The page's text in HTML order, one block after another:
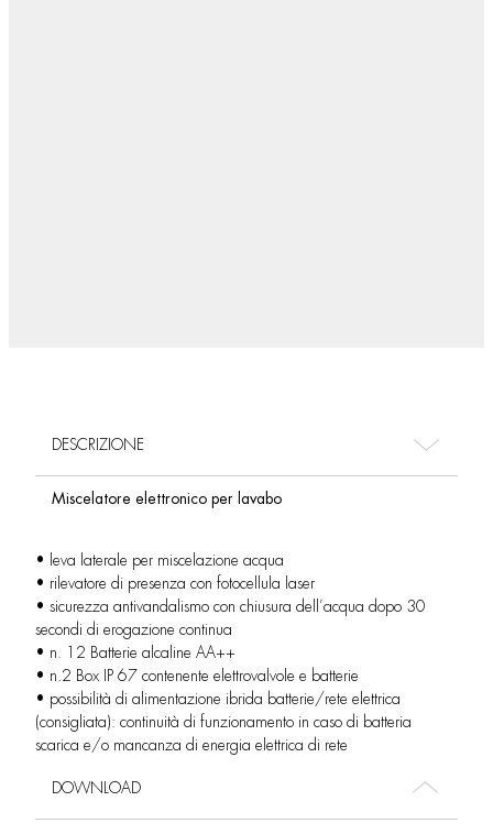
DESCRIZIONE
Miscelatore elettronico per lavabo
• leva laterale per miscelazione acqua
• rilevatore di presenza con fotocellula laser
• sicurezza antivandalismo con chiusura dell’acqua dopo 30
secondi di erogazione continua
• n. 12 Batterie alcaline AA++
• n.2 Box IP 67 contenente elettrovalvole e batterie
• possibilità di alimentazione ibrida batterie/rete elettrica
(consigliata): continuità di funzionamento in caso di batteria
scarica e/o mancanza di energia elettrica di rete
DOWNLOAD